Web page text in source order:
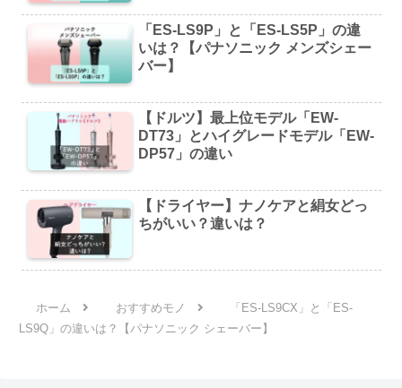
「ES-LS9P」と「ES-LS5P」の違
いは？【パナソニック メンズシェー
バー】
【ドルツ】最上位モデル「EW-
DT73」とハイグレードモデル「EW-
DP57」の違い
【ドライヤー】ナノケアと絹女どっ
ちがいい？違いは？
ホーム おすすめモノ
「ES-LS9CX」と「ES-
LS9Q」の違いは？【パナソニック シェーバー】